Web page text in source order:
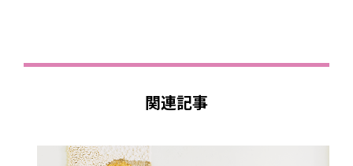
関連記事